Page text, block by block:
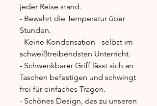
jeder Reise stand.
- Bewahrt die Temperatur über
Stunden.
- Keine Kondensation - selbst im
schweißtreibendsten Unterricht.
- Schwenkbarer Griff lässt sich an
Taschen befestigen und schwingt
frei für einfaches Tragen.
- Schönes Design, das zu unseren